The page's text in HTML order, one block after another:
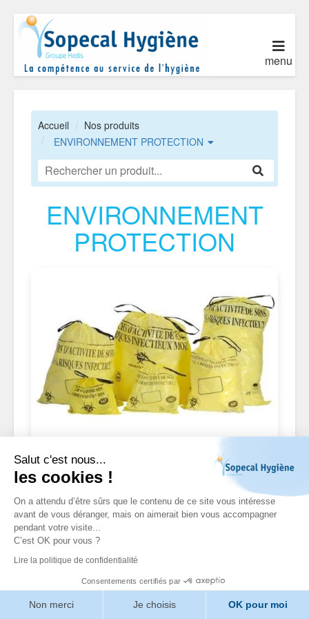
Salut c'est nous...
les cookies !
On a attendu d’être sûrs que le contenu de ce site vous intéresse
avant de vous déranger, mais on aimerait bien vous accompagner
pendant votre visite...
C’est OK pour vous ?
Lire la politique de confidentialité
Consentements certifiés par
Non merci Je choisis OK pour moi
menu
Accueil
Nos produits
ENVIRONNEMENT PROTECTION
ENVIRONNEMENT
PROTECTION